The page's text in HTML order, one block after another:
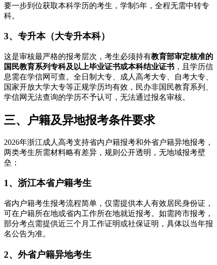
要一步到位获取本科学历的考生，学制5年，全程无需中转专
科。
3、专升本（大专升本科）
这是审核最严格的报考层次，考生必须持有教育部审定核准的
国民教育系列专科及以上毕业证书或本科结业证书 ，且学历信
息需在学信网可查。全日制大专、成人高考大专、自考大专、
国家开放大学大专等正规学历均有效，民办非国民教育系列、
学信网无法查询的学历不予认可，无法通过报名审核。
三、户籍及异地报考条件要求
2026年浙江成人高考支持省内户籍报考和外省户籍异地报考，
两类考生所需材料略有差异，规则公开透明，无地域报考壁
垒：
1、浙江本省户籍考生
省内户籍考生报考流程简单，仅需提供本人有效居民身份证，
可在户籍所在地或省内工作所在地就近报考。如需跨市报考，
部分考点需提供近三个月工作证明或社保证明，具体以当年报
名公告为准。
2、外省户籍异地考生